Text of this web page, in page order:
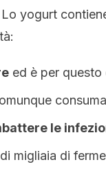
yogurt
ed è per
le
migliaia di